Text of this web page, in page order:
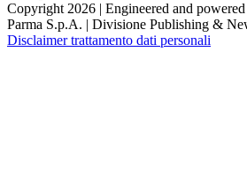
Copyright 2026 | Engineered and
Parma S.p.A. | Divisione Publishing &
Disclaimer trattamento dati personali